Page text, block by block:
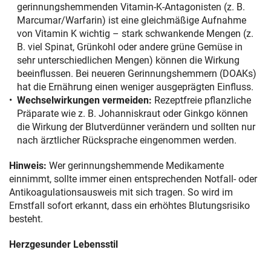
gerinnungshemmenden Vitamin-K-Antagonisten (z. B.
Marcumar/Warfarin) ist eine gleichmäßige Aufnahme
von Vitamin K wichtig – stark schwankende Mengen (z.
B. viel Spinat, Grünkohl oder andere grüne Gemüse in
sehr unterschiedlichen Mengen) können die Wirkung
beeinflussen. Bei neueren Gerinnungshemmern (DOAKs)
hat die Ernährung einen weniger ausgeprägten Einfluss.
Wechselwirkungen vermeiden: Rezeptfreie pflanzliche
Präparate wie z. B. Johanniskraut oder Ginkgo können
die Wirkung der Blutverdünner verändern und sollten nur
nach ärztlicher Rücksprache eingenommen werden.
Hinweis: Wer gerinnungshemmende Medikamente
einnimmt, sollte immer einen entsprechenden Notfall- oder
Antikoagulationsausweis mit sich tragen. So wird im
Ernstfall sofort erkannt, dass ein erhöhtes Blutungsrisiko
besteht.
Herzgesunder Lebensstil